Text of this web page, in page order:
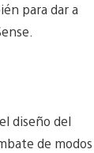
para dar a
diseño del
de modos